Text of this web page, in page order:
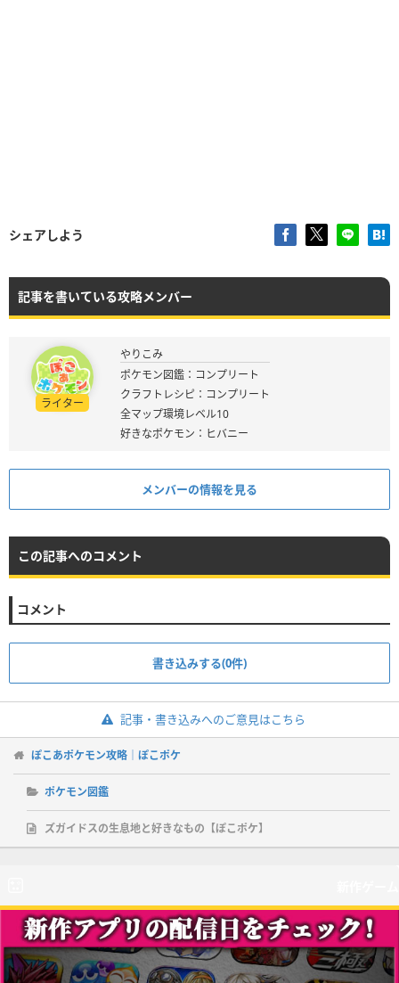
シェアしよう
記事を書いている攻略メンバー
ライター
やりこみ
ポケモン図鑑：コンプリート
クラフトレシピ：コンプリート
全マップ環境レベル10
好きなポケモン：ヒバニー
メンバーの情報を見る
この記事へのコメント
コメント
書き込みする(0件)
記事・書き込みへのご意見はこちら
ぽこあポケモン攻略｜ぽこポケ
ポケモン図鑑
ズガイドスの生息地と好きなもの【ぽこポケ】